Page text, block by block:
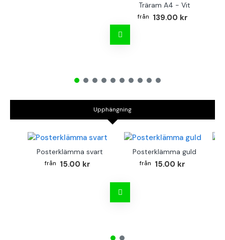
Träram A4 - Vit
139.00 kr
Upphängning
Posterklämma svart
15.00 kr
Posterklämma guld
15.00 kr